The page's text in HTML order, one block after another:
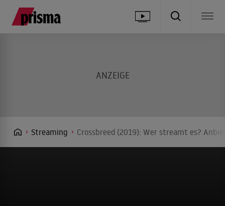
Streaming Crossbreed (2019): Wer streamt es?